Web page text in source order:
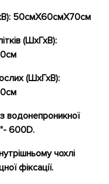
50смХ60смХ70см
(ШхГхВ):
(ШхГхВ):
водонепроникної
600D.
чохлі
фіксації.